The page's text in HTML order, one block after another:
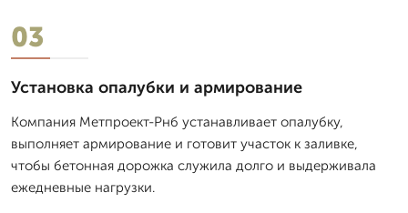
03
Установка опалубки и армирование
Компания Метпроект-Рнб устанавливает опалубку,
выполняет армирование и готовит участок к заливке,
чтобы бетонная дорожка служила долго и выдерживала
ежедневные нагрузки.